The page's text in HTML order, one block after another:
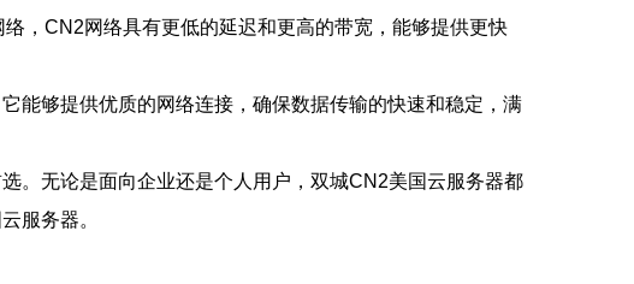
，CN2网络具有更低的延迟和更高的带宽，能够提供更快
能够提供优质的网络连接，确保数据传输的快速和稳定，满
。无论是面向企业还是个人用户，双城CN2美国云服务器都
服务器。